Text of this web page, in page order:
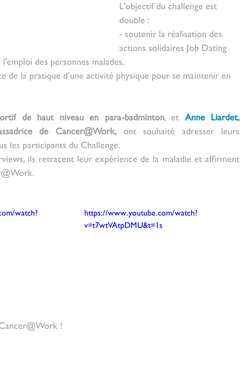
L'objectif du challenge est
double :
- soutenir la réalisation des
actions solidaires Job Dating
des personnes malades,
de la pratique d’une activité physique pour se maintenir en
de haut niveau en para-badminton, et
de Cancer@Work, ont souhaité adresser leurs
les participants du Challenge.
ils retracent leur expérience de la maladie et affirment
watch?
https://www.youtube.com/watch?
v=t7wtVAtpDMU&t=1s
!